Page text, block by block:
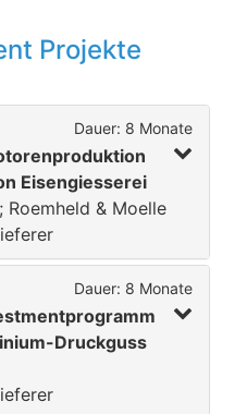
Projekte
Dauer: 8 Monate
Eisengiesserei
& Moelle
Dauer: 8 Monate
Druckguss